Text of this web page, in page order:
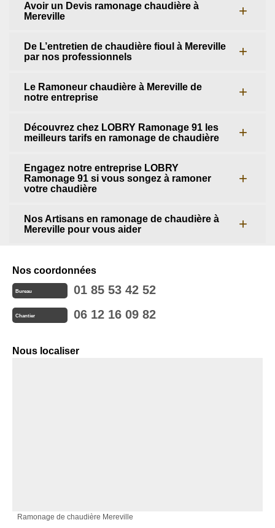
Avoir un Devis ramonage chaudière à
Mereville
De L’entretien de chaudière fioul à Mereville
par nos professionnels
Le Ramoneur chaudière à Mereville de
notre entreprise
Découvrez chez LOBRY Ramonage 91 les
meilleurs tarifs en ramonage de chaudière
Engagez notre entreprise LOBRY
Ramonage 91 si vous songez à ramoner
votre chaudière
Nos Artisans en ramonage de chaudière à
Mereville pour vous aider
Nos coordonnées
Bureau 01 85 53 42 52
Chantier 06 12 16 09 82
Nous localiser
Ramonage de chaudière Mereville